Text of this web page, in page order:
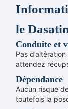
le
Conduite et
Pas
attendez
Dépendance
Aucun risque
toutefois la